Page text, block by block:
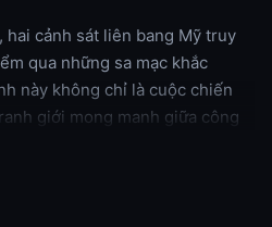
hai cảnh sát liên bang Mỹ truy
qua những sa mạc khắc
này không chỉ là cuộc chiến
giới mong manh giữa công